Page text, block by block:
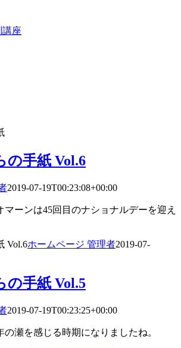
講座
の手紙 Vol.6
2019-07-19T00:23:08+00:00
マーンは45回目のナショナルデーを迎え
Vol.6ホームページ 管理者2019-07-
の手紙 Vol.5
2019-07-19T00:23:25+00:00
の瀬を感じる時期になりましたね。